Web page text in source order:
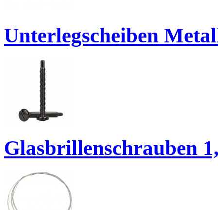
Unterlegscheiben
Glasbrillenschrauben